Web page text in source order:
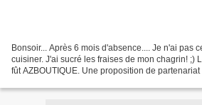
Bonsoir... Après 6 mois d'absence.... Je n'ai pas
cuisiner. J'ai sucré les fraises de mon chagrin! ;)
fût AZBOUTIQUE. Une proposition de partenariat